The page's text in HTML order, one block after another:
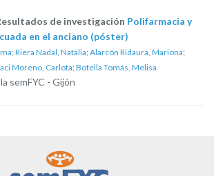
de investigación Polifarmacia y
en el anciano (póster)
; Riera Nadal, Natàlia; Alarcón Ridaura, Mariona;
Moreno, Carlota; Botella Tomás, Melisa
semFYC - Gijón